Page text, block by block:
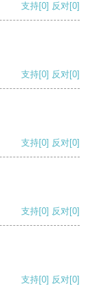
支持[0] 反对[0]
支持[0] 反对[0]
支持[0] 反对[0]
支持[0] 反对[0]
支持[0] 反对[0]